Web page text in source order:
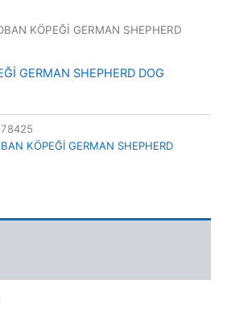
KÖPEĞİ GERMAN SHEPHERD
GERMAN SHEPHERD DOG
KÖPEĞİ GERMAN SHEPHERD